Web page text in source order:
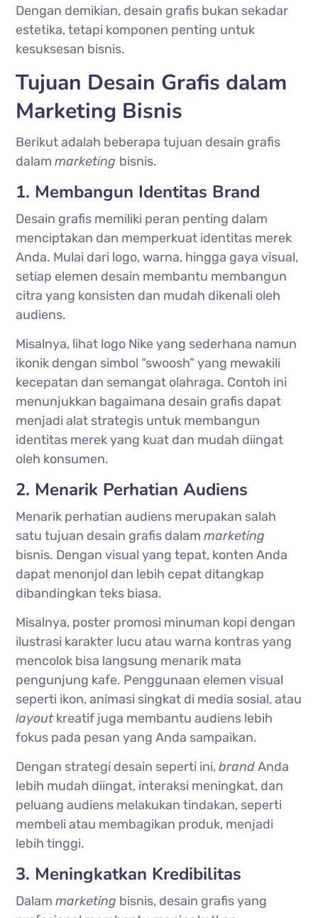
Dengan demikian, desain grafis bukan sekadar
estetika, tetapi komponen penting untuk
kesuksesan bisnis.
Tujuan Desain Grafis dalam
Marketing Bisnis
Berikut adalah beberapa tujuan desain grafis
dalammarketing bisnis.
1. Membangun Identitas Brand
Desain grafis memiliki peran penting dalam
menciptakan dan memperkuat identitas merek
Anda. Mulai dari logo, warna, hingga gaya visual,
setiap elemen desain membantu membangun
citra yang konsisten dan mudah dikenali oleh
audiens.
Misalnya, lihat logo Nike yang sederhana namun
ikonik dengan simbol “swoosh” yang mewakili
kecepatan dan semangat olahraga. Contoh ini
menunjukkan bagaimana desain grafis dapat
menjadi alat strategis untuk membangun
identitas merek yang kuat dan mudah diingat
oleh konsumen.
2. Menarik Perhatian Audiens
Menarik perhatian audiens merupakan salah
satu tujuan desain grafis dalammarketing
bisnis. Dengan visual yang tepat, konten Anda
dapat menonjol dan lebih cepat ditangkap
dibandingkan teks biasa.
Misalnya, poster promosi minuman kopi dengan
ilustrasi karakter lucu atau warna kontras yang
mencolok bisa langsung menarik mata
pengunjung kafe. Penggunaan elemen visual
seperti ikon, animasi singkat di media sosial, atau
layout kreatif juga membantu audiens lebih
fokus pada pesan yang Anda sampaikan.
Dengan strategi desain seperti ini,brandAnda
lebih mudah diingat, interaksi meningkat, dan
peluang audiens melakukan tindakan, seperti
membeli atau membagikan produk, menjadi
lebih tinggi.
3. Meningkatkan Kredibilitas
Dalammarketing bisnis, desain grafis yang